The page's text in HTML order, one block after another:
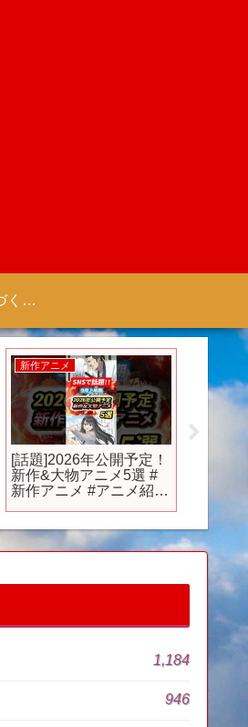
特定商取引法に基づく表記（商取引に関する開示）
新作アニメ
[話題]2026年公開予定！
新作&大物アニメ5選 #
新作アニメ #アニメ紹介
ザート
1,184
946